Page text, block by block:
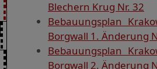
Blechern Krug Nr. 32
Bebauungsplan
Borgwall 1. Änderung
Bebauungsplan
Borgwall 2. Änderung